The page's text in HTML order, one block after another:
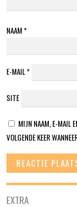
NAAM *
E-MAIL*
SITE
MIJN NAAM, E-MAIL
VOLGENDE KEER
EXTRA